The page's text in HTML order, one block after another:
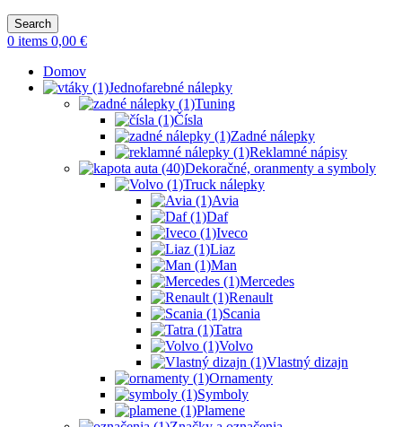
Search
0 items 0,00 €
Domov
Jednofarebné nálepky
Tuning
Čísla
Zadné nálepky
Reklamné nápisy
Dekoračné, oranmenty a symboly
Truck nálepky
Avia
Daf
Iveco
Liaz
Man
Mercedes
Renault
Scania
Tatra
Volvo
Vlastný dizajn
Ornamenty
Symboly
Plamene